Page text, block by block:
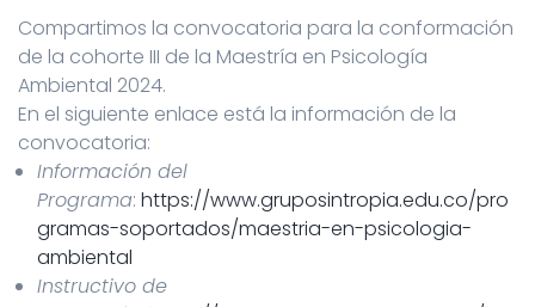
Compartimos la convocatoria para la conformación
de la cohorte III de la Maestría en Psicología
Ambiental 2024.
En el siguiente enlace está la información de la
convocatoria:
Información del
Programa: https://www.gruposintropia.edu.co/pro
gramas-soportados/maestria-en-psicologia-
ambiental
Instructivo de